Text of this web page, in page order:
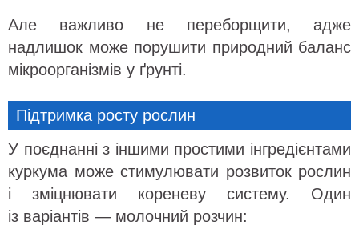
Але важливо не переборщити, адже
надлишок може порушити природний баланс
мікроорганізмів у ґрунті.
Підтримка росту рослин
У поєднанні з іншими простими інгредієнтами
куркума може стимулювати розвиток рослин
і зміцнювати кореневу систему. Один
із варіантів — молочний розчин: